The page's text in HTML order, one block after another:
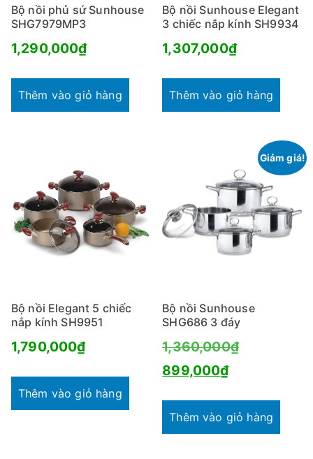
Bộ nồi phủ sứ Sunhouse
SHG7979MP3
1,290,000₫
Thêm vào giỏ hàng
Bộ nồi Sunhouse Elegant
3 chiếc nắp kính SH9934
1,307,000₫
Thêm vào giỏ hàng
Bộ nồi Elegant 5 chiếc
nắp kính SH9951
1,790,000₫
Thêm vào giỏ hàng
Giảm giá!
Bộ nồi Sunhouse
SHG686 3 đáy
1,360,000₫Giá
899,000₫Giá
tại
Thêm vào giỏ hàng